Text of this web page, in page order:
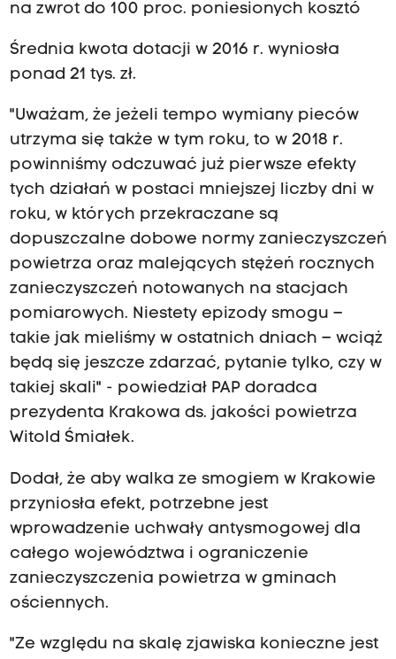
na zwrot do 100 proc. poniesionych kosztó
Średnia kwota dotacji w 2016 r. wyniosła
ponad 21 tys. zł.
"Uważam, że jeżeli tempo wymiany pieców
utrzyma się także w tym roku, to w 2018 r.
powinniśmy odczuwać już pierwsze efekty
tych działań w postaci mniejszej liczby dni w
roku, w których przekraczane są
dopuszczalne dobowe normy zanieczyszczeń
powietrza oraz malejących stężeń rocznych
zanieczyszczeń notowanych na stacjach
pomiarowych. Niestety epizody smogu –
takie jak mieliśmy w ostatnich dniach – wciąż
będą się jeszcze zdarzać, pytanie tylko, czy w
takiej skali" - powiedział PAP doradca
prezydenta Krakowa ds. jakości powietrza
Witold Śmiałek.
Dodał, że aby walka ze smogiem w Krakowie
przyniosła efekt, potrzebne jest
wprowadzenie uchwały antysmogowej dla
całego województwa i ograniczenie
zanieczyszczenia powietrza w gminach
ościennych.
"Ze względu na skalę zjawiska konieczne jest